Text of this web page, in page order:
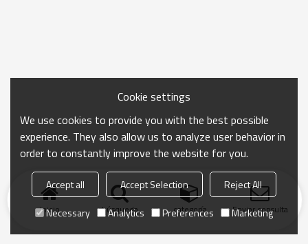
Inicio búsqueda categoría Enviar consulta
Cookie settings
We use cookies to provide you with the best possible
experience. They also allow us to analyze user behavior in
order to constantly improve the website for you.
Accept all Accept Selection
Reject All
Necessary
Analytics Preferences Marketing